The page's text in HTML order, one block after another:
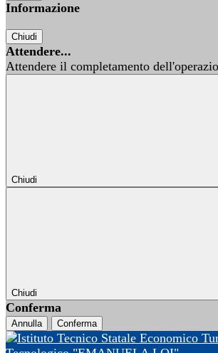
Informazione
Chiudi
Attendere...
Attendere il completamento
Chiudi
Chiudi
Conferma
Annulla Conferma